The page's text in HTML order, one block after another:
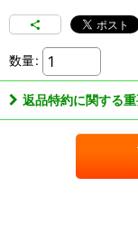
数量:
返品特約に関する